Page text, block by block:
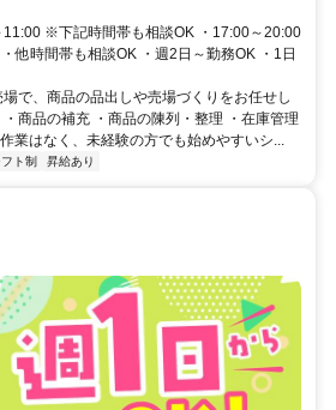
11:00 ※下記時間帯も相談OK ・17:00～20:00
他時間帯も相談OK ・週2日～勤務OK ・1日
で、商品の品出しや売場づくりをお任せし
商品の補充 ・商品の陳列・整理 ・在庫管理
業はなく、未経験の方でも始めやすいシ...
ト制 昇給あり